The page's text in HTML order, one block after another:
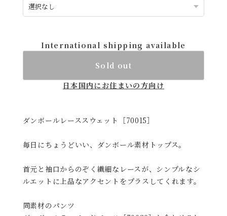
Sold out
日本国内にお住まいの方向け
毎日にちょうどいい、ダンボール素材トップス。
首元と袖口からのぞく繊細なレースが、シンプルなシ
同素材のパンツ
完成する大人のセットアップです。